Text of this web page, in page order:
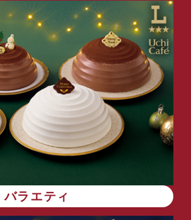
バラエティ